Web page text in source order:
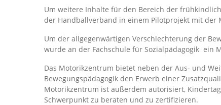
Um weitere Inhalte für den Bereich der
der Handballverband in einem Pilotprojekt mit der
Um der allgegenwärtigen Verschlechterung der
wurde an der Fachschule für Sozialpädagogik ein
Das Motorikzentrum bietet neben der Aus- und
Bewegungspädagogik den Erwerb einer
Motorikzentrum ist außerdem autorisiert,
Schwerpunkt zu beraten und zu zertifizieren.